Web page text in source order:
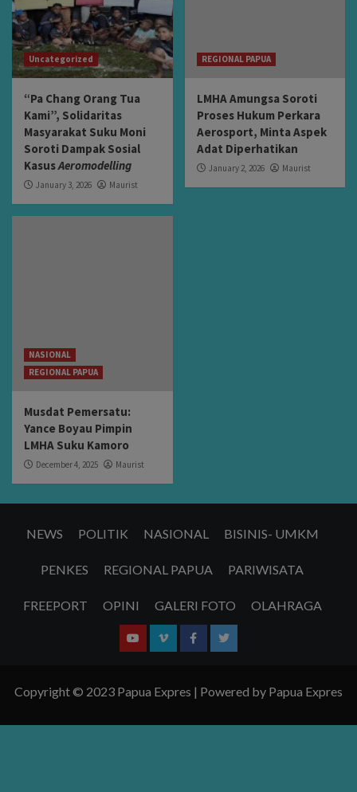
Uncategorized
“Pa Chang Orang Tua
Kami”, Solidaritas
Masyarakat Suku Moni
Soroti Dampak Sosial
KasusAeromodelling
January 3, 2026 Maurist
REGIONAL PAPUA
LMHA Amungsa Soroti
Proses Hukum Perkara
Aerosport, Minta Aspek
Adat Diperhatikan
January 2, 2026 Maurist
NASIONAL
REGIONAL PAPUA
Musdat Pemersatu:
Yance Boyau Pimpin
LMHA Suku Kamoro
December 4, 2025 Maurist
NEWS POLITIK NASIONAL BISINIS- UMKM
PENKES REGIONAL PAPUA PARIWISATA
FREEPORT OPINI GALERI FOTO OLAHRAGA
YoutubeVimeoFacebookTwitter
Copyright ©️ 2023 Papua Expres | Powered by Papua Expres